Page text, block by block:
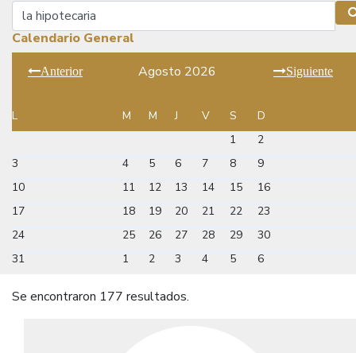
Buscar
Calendario General
Anterior Agosto 2026 Siguiente
L M M J V S
D
1
2
3
4 5 6 7 8
9
10
11 12 13 14 15
16
17
18 19 20 21 22
23
24
25 26 27 28 29
30
31
1 2 3 4 5 6
Se encontraron 177 resultados.